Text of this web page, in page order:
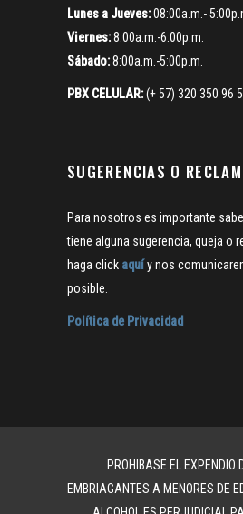
Lunes a Jueves:08:00a.m.-
Viernes:8:00a.m.-6:00p.m.
Sábado:8:00a.m.-5:00p.m.
PBX CELULAR:(+ 57) 320 350 96
SUGERENCIAS O
Para nosotros es importante
tiene alguna sugerencia, queja o
haga click aquíy nos
posible.
Política de Privacidad
PROHIBASE EL EXPENDIO
EMBRIAGANTES A MENORES DE